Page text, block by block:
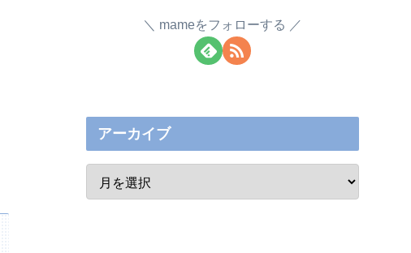
mameをフォローする
アーカイブ